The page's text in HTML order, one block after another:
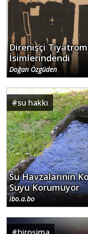
Direnişçi
İsimlerindendi
Doğan Özgüden
#su hakkı
Su Havzalarının
Suyu Korumuyor
ibo.a.bo
#hiroşima